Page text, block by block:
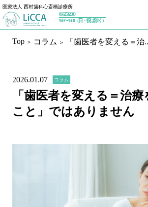
医療法人 西村歯科心斎橋診療所
06-6253-2900
9:30〜18:00（日・祝は除く）
トップページ
初めての方へ
治療内容
予防歯科
インプラント
精密根管治療（マイクロエンド）
マウスピース矯正（インビザラ
Top コラム 「歯医者を変える＝治
2026.01.07 コラム
「歯医者を変える＝治
こと」ではありません